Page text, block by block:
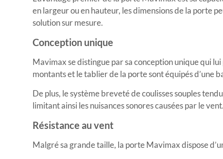
en largeur ou en hauteur, les dimensions de la porte
solution sur mesure.
Conception unique
Mavimax se distingue par sa conception unique qui
montants et le tablier de la porte sont équipés d’une
De plus, le système breveté de coulisses souples
limitant ainsi les nuisances sonores causées par le vent.
Résistance au vent
Malgré sa grande taille, la porte Mavimax dispose